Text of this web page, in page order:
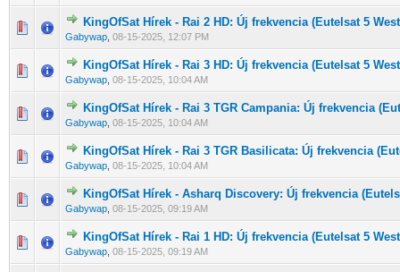
KingOfSat Hírek - Rai 2 HD: Új frekvencia (Eutelsat 5
Gabywap 08-15-2025, 12:07 PM
0 Szavazat - 0 / 5 átlagban
1 2345
KingOfSat Hírek - Rai 3 HD: Új frekvencia (Eutelsat 5
Gabywap 08-15-2025, 10:04 AM
0 Szavazat - 0 / 5 átlagban
1 2345
KingOfSat Hírek - Rai 3 TGR Campania: Új frekvencia
Gabywap 08-15-2025, 10:04 AM
0 Szavazat - 0 / 5 átlagban
1 23 45
KingOfSat Hírek - Rai 3 TGR Basilicata: Új frekvencia
Gabywap 08-15-2025, 10:04 AM
0 Szavazat - 0 / 5 átlagban
1 23 45
KingOfSat Hírek - Asharq Discovery: Új frekvencia
Gabywap 08-15-2025, 09:19 AM
0 Szavazat - 0 / 5 átlagban
1234 5
KingOfSat Hírek - Rai 1 HD: Új frekvencia (Eutelsat 5
Gabywap 08-15-2025, 09:19 AM
0 Szavazat - 0 / 5 átlagban
1 2345